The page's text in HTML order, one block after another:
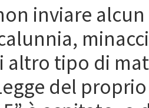
inviare
altro tipo di
del